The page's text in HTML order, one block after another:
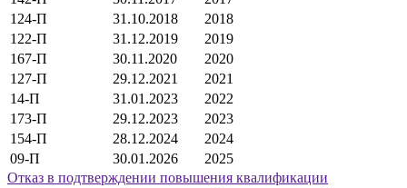
124-П
31.10.2018
2018
122-П
31.12.2019
2019
167-П
30.11.2020
2020
127-П
29.12.2021
2021
14-П
31.01.2023
2022
173-П
29.12.2023
2023
154-П
28.12.2024
2024
09-П
30.01.2026
2025
Отказ в подтверждении повышения квалификации